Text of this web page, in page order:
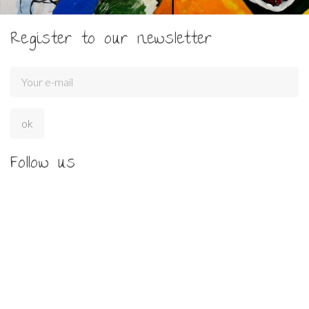
Register to our newsletter
Follow us